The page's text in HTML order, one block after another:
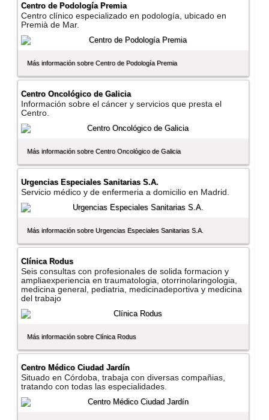
Centro de Podologí­a Premia
Centro clí­nico especializado en podologí­a, ubicado en
Premià de Mar.
Más información sobre Centro de Podologí­a Premia
Centro Oncológico de Galicia
Información sobre el cáncer y servicios que presta el
Centro.
Más información sobre Centro Oncológico de Galicia
Urgencias Especiales Sanitarias S.A.
Servicio médico y de enfermeria a domicilio en Madrid.
Más información sobre Urgencias Especiales Sanitarias S.A.
Clí­nica Rodus
Seis consultas con profesionales de solida formacion y
ampliaexperiencia en traumatologia, otorrinolaringologia,
medicina general, pediatria, medicinadeportiva y medicina
del trabajo
Más información sobre Clí­nica Rodus
Centro Médico Ciudad Jardí­n
Situado en Córdoba, trabaja con diversas compañias,
tratando con todas las especialidades.